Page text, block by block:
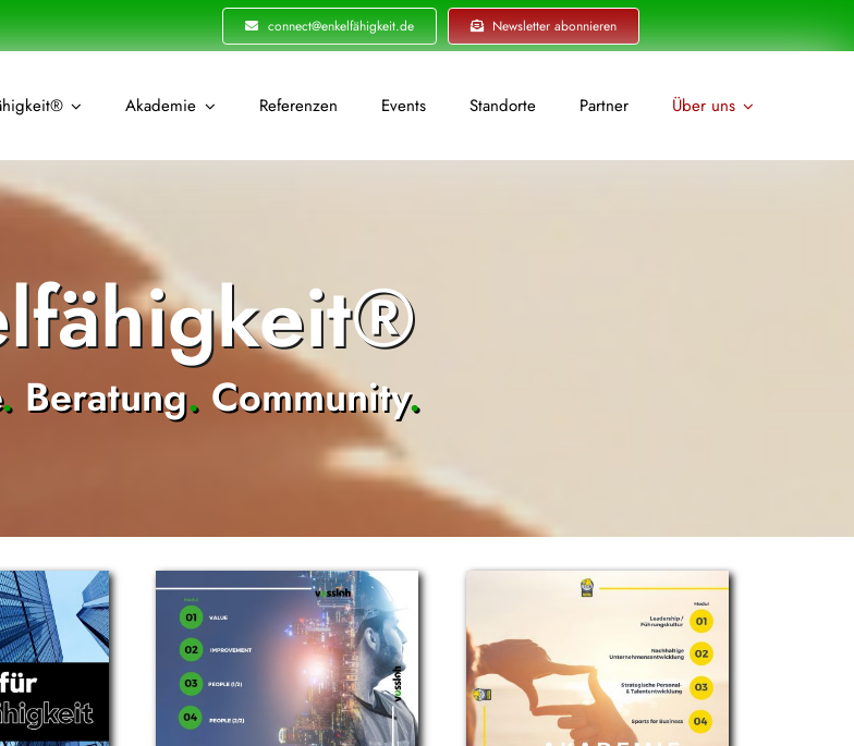
connect@enkelfähigkeit.de Newsletter abonnieren
Akademie Referenzen Events Standorte Partner Über uns
. Beratung. Community.